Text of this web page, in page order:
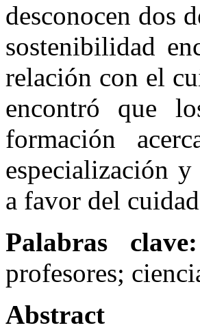
desconocen dos
sostenibilidad
relación con el
encontró que
formación
especialización
a favor del
Palabras
profesores;
Abstract